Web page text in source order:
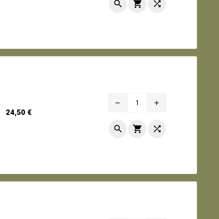
  
24,50 €Prix
remove add
  